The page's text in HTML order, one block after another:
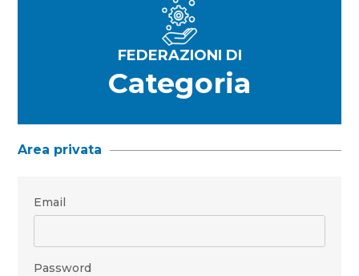
FEDERAZIONI DI
Categoria
Area privata
Email
Password